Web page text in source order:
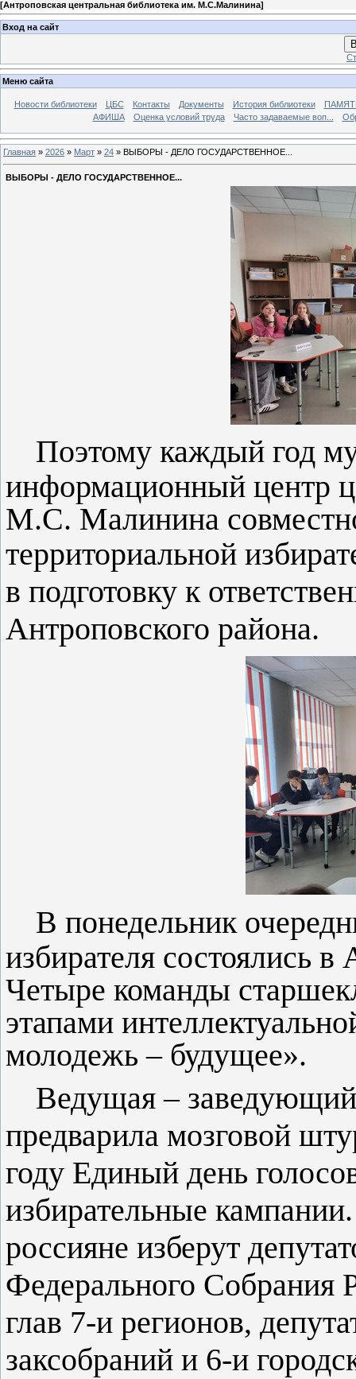
[Антроповская центральная библиотека им. М.С.Малинина]
Вход на сайт
Меню сайта
Новости библиотеки ЦБС Контакты Документы История библиотеки
АФИША
Оценка условий труда Часто задаваемые воп...
Главная » 2026 » Март » 24 » ВЫБОРЫ - ДЕЛО ГОСУДАРСТВЕННОЕ...
ВЫБОРЫ - ДЕЛО ГОСУДАРСТВЕННОЕ...
Поэтому каждый год
информационный центр
М.С. Малинина
территориальной
в подготовку к
Антроповского района.
В понедельник
избирателя состоялись
Четыре команды
этапами
молодежь – будущее».
Ведущая –
предварила мозговой
году Единый день
избирательные
россияне изберут
Федерального Собрания
глав 7-и регионов,
заксобраний и 6-и